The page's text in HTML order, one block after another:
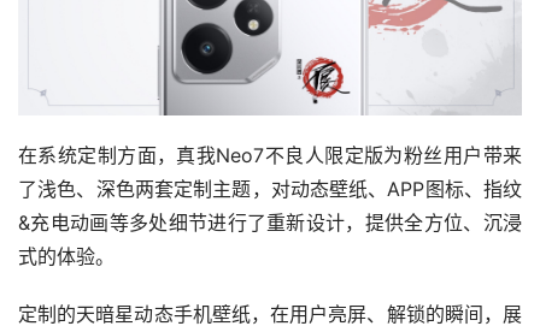
在系统定制方面，真我Neo7不良人限定版为粉丝用户带来
了浅色、深色两套定制主题，对动态壁纸、APP图标、指纹
&充电动画等多处细节进行了重新设计，提供全方位、沉浸
式的体验。
定制的天暗星动态手机壁纸，在用户亮屏、解锁的瞬间，展